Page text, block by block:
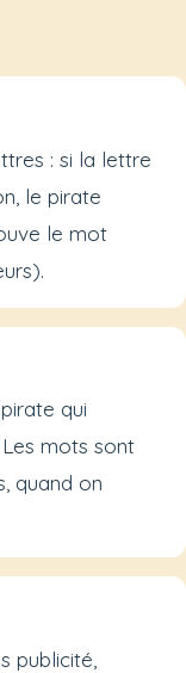
: si la lettre
le pirate
le mot
qui
mots sont
quand on
publicité,